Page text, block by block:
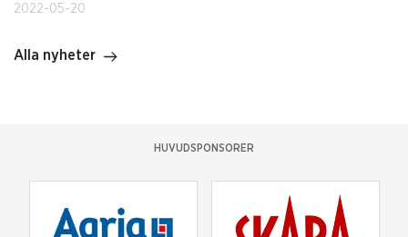
2022-05-20
Alla nyheter
HUVUDSPONSORER